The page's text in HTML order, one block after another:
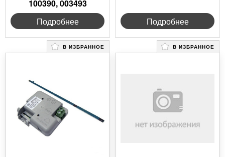
100390, 003493
Подробнее
Подробнее
В ИЗБРАННОЕ В ИЗБРАННОЕ